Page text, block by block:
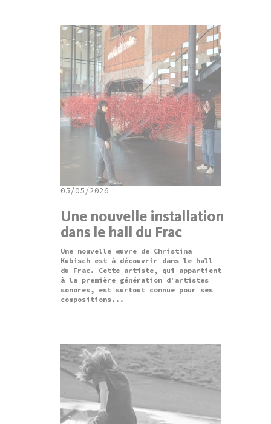
05/05/2026
Une nouvelle installation
dans le hall du Frac
Une nouvelle œuvre de Christina
Kubisch est à découvrir dans le hall
du Frac. Cette artiste, qui appartient
à la première génération d'artistes
sonores, est surtout connue pour ses
compositions...